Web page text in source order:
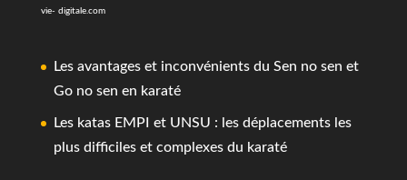
vie- digitale.com
Les avantages et inconvénients du Sen no sen et
Go no sen en karaté
Les katas EMPI et UNSU : les déplacements les
plus difficiles et complexes du karaté